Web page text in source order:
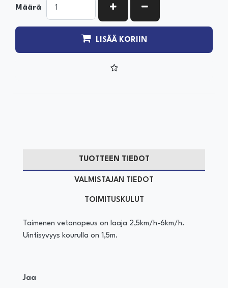
Määrä KASVATA MÄÄRÄÄ
VÄHENNÄ MÄÄRÄÄ
LISÄÄ KORIIN
TUOTTEEN TIEDOT
VALMISTAJAN TIEDOT
TOIMITUSKULUT
Taimenen vetonopeus on laaja 2,5km/h-6km/h.
Uintisyvyys kourulla on 1,5m.
Jaa